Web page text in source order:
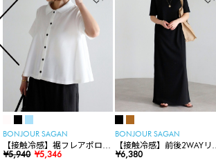
BONJOUR SAGAN
【接触冷感】裾フレアポロシ
ャツ
¥5,940 ¥5,346
BONJOUR SAGAN
【接触冷感】前後2WAYリブ
カットワンピース
¥6,380